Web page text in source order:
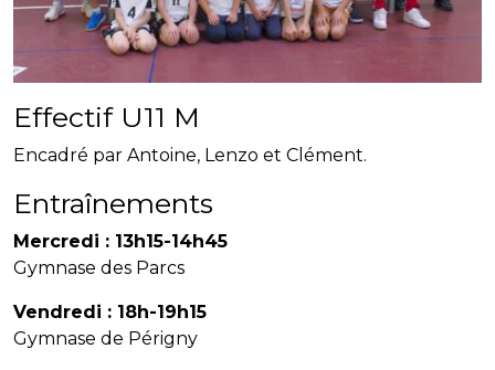
Effectif U11 M
Encadré par Antoine, Lenzo et Clément.
Entraînements
Mercredi : 13h15-14h45
Gymnase des Parcs
Vendredi : 18h-19h15
Gymnase de Périgny